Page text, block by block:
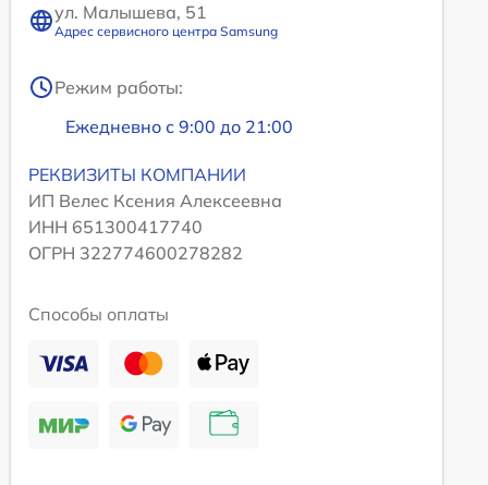
ул. Малышева, 51
Адрес сервисного центра Samsung
Режим работы:
Ежедневно с 9:00 до 21:00
РЕКВИЗИТЫ КОМПАНИИ
ИП Велес Ксения Алексеевна
ИНН 651300417740
ОГРН 322774600278282
Способы оплаты